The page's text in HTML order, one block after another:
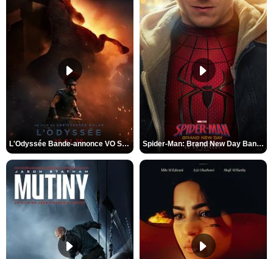
L'Odyssée Bande-annonce VO STFR Spider-Man: Brand New Day Bande-annonce VO STFR